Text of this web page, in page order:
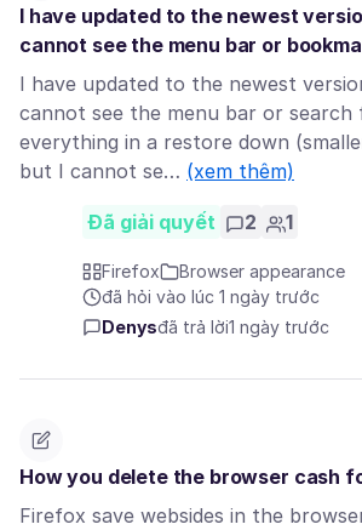
I have updated to the newest
cannot see the menu bar or
I have updated to the newest
cannot see the menu bar or search
everything in a restore down
but I cannot se… (xem thêm)
Đã giải quyết 2 1
Firefox
Browser appearance
đã hỏi vào lúc 1 ngày trước
Denysđã trả lời1 ngày trước
How you delete the browser cash
Firefox save websides in the